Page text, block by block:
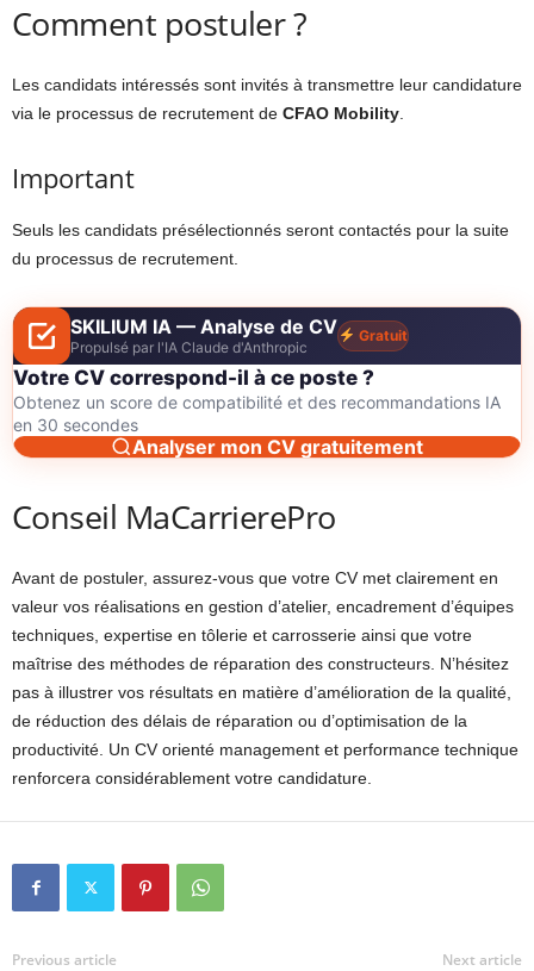
Comment postuler ?
Les candidats intéressés sont invités à transmettre leur candidature
via le processus de recrutement de CFAO Mobility
Important
Seuls les candidats présélectionnés seront contactés pour la suite
du processus de recrutement.
SKILIUM IA — Analyse de CV
Propulsé par l'IA Claude d'Anthropic
Gratuit
Votre CV correspond-il à ce poste ?
Obtenez un score de compatibilité et des recommandations IA
en 30 secondes
Analyser mon CV gratuitement
Conseil MaCarrierePro
Avant de postuler, assurez-vous que votre CV met clairement en
valeur vos réalisations en gestion d’atelier, encadrement d’équipes
techniques, expertise en tôlerie et carrosserie ainsi que votre
maîtrise des méthodes de réparation des constructeurs. N’hésitez
pas à illustrer vos résultats en matière d’amélioration de la qualité,
de réduction des délais de réparation ou d’optimisation de la
productivité. Un CV orienté management et performance technique
renforcera considérablement votre candidature.
Previous article Next article